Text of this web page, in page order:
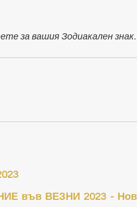
за вашия Зодиакален знак.
във ВЕЗНИ 2023 -